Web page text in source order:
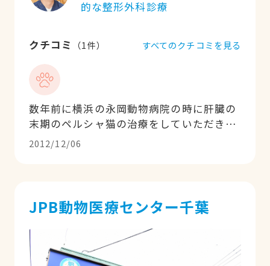
的な整形外科診療
クチコミ （1件）
数年前に横浜の永岡動物病院の時に肝臓の
末期のペルシャ猫の治療をしていただきま
した。動物や飼い主の立場になり、人間
性、親しみやすさ、素朴な感じが素敵な先
生です。永岡先生のおやめになってからど
ちらに行かれたのかと思っていましたが、
たまたまこのサイトで藤井先生を見つけま
した。開院していたのですね。おめでとう
ございます。ご活躍をお祈りしておりま
2012/12/06
すべてのクチコミを見る
JPB動物医療センター千葉